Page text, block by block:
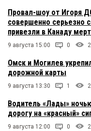
Провал-шоу от Игоря
совершенно серьезно
привезли в Канаду
9 августа 15:00 0
Омск и Могилев
дорожной карты
9 августа 13:30 1
Водитель «Лады»
дорогу на «красный»
9 августа 12:00 0